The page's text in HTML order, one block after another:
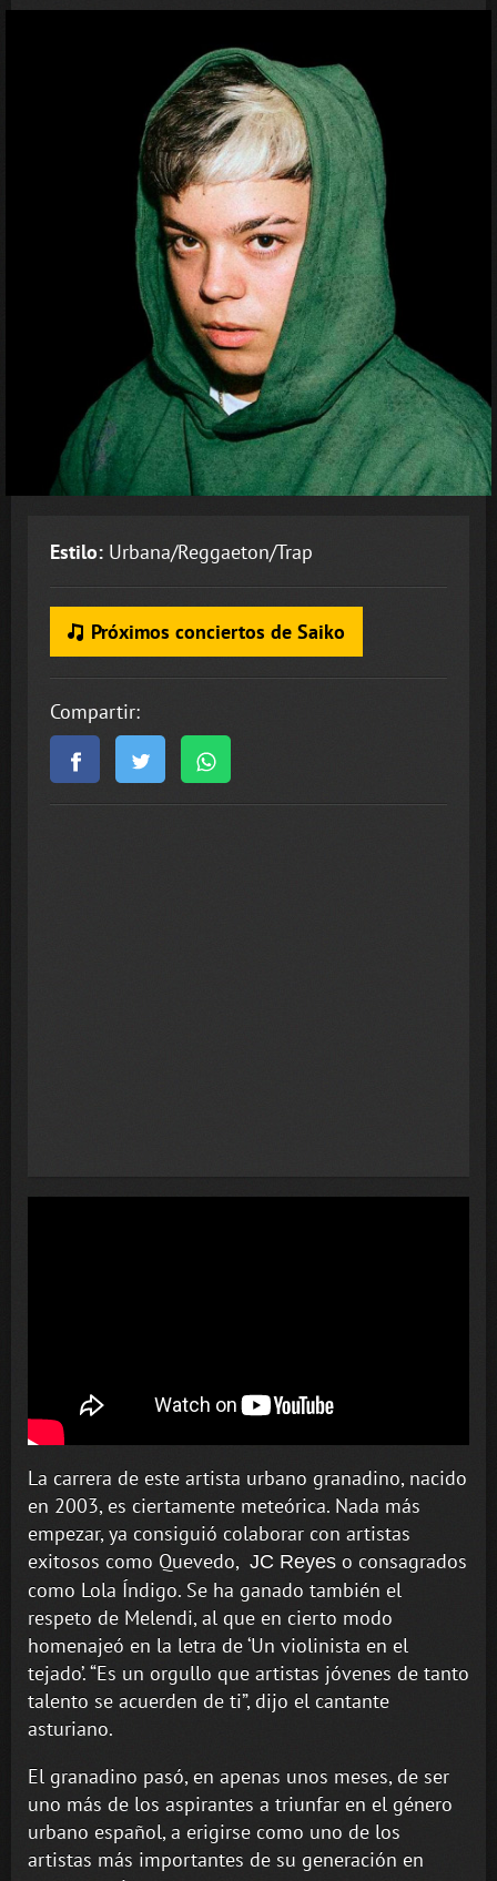
Estilo: Urbana/Reggaeton/Trap
Próximos conciertos de Saiko
Compartir:
La carrera de este artista urbano granadino, nacido
en 2003, es ciertamente meteórica. Nada más
empezar, ya consiguió colaborar con artistas
exitosos como Quevedo, JC Reyes o consagrados
como Lola Índigo. Se ha ganado también el
respeto de Melendi, al que en cierto modo
homenajeó en la letra de ‘Un violinista en el
tejado’. “Es un orgullo que artistas jóvenes de tanto
talento se acuerden de ti”, dijo el cantante
asturiano.
El granadino pasó, en apenas unos meses, de ser
uno más de los aspirantes a triunfar en el género
urbano español, a erigirse como uno de los
artistas más importantes de su generación en